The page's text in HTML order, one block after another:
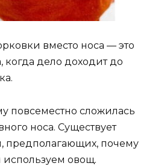
вместо носа — это
когда дело доходит до
повсеместно сложилась
носа. Существует
предполагающих, почему
используем овощ.